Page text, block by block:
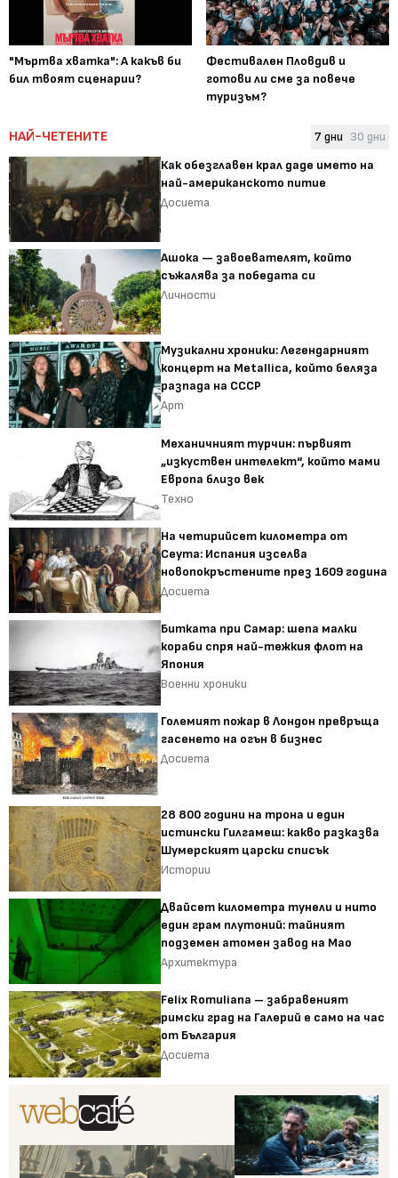
"Мъртва хватка": А какъв би
бил твоят сценарии?
Фестивален Пловдив и
готови ли сме за повече
туризъм?
НАЙ-ЧЕТЕНИТЕ 7 дни 30 дни
Как обезглавен крал даде името на
най-американското питие
Досиета
Ашока — завоевателят, който
съжалява за победата си
Личности
Музикални хроники: Легендарният
концерт на Metallica, който беляза
разпада на СССР
Арт
Механичният турчин: първият
„изкуствен интелект“, който мами
Европа близо век
Техно
На четирийсет километра от
Сеута: Испания изселва
новопокръстените през 1609 година
Досиета
Битката при Самар: шепа малки
кораби спря най-тежкия флот на
Япония
Военни хроники
Големият пожар в Лондон превръща
гасенето на огън в бизнес
Досиета
28 800 години на трона и един
истински Гилгамеш: какво разказва
Шумерският царски списък
Истории
Двайсет километра тунели и нито
един грам плутоний: тайният
подземен атомен завод на Мао
Архитектура
Felix Romuliana – забравеният
римски град на Галерий е само на час
от България
Досиета